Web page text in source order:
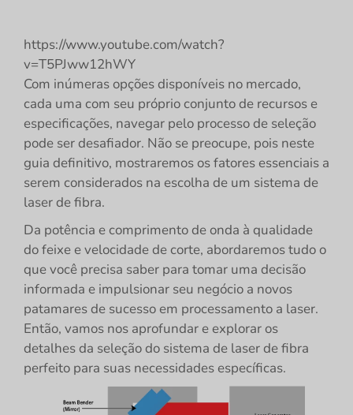
https://www.youtube.com/watch?
v=T5PJww12hWY
Com inúmeras opções disponíveis no mercado,
cada uma com seu próprio conjunto de recursos e
especificações, navegar pelo processo de seleção
pode ser desafiador. Não se preocupe, pois neste
guia definitivo, mostraremos os fatores essenciais a
serem considerados na escolha de um sistema de
laser de fibra.
Da potência e comprimento de onda à qualidade
do feixe e velocidade de corte, abordaremos tudo o
que você precisa saber para tomar uma decisão
informada e impulsionar seu negócio a novos
patamares de sucesso em processamento a laser.
Então, vamos nos aprofundar e explorar os
detalhes da seleção do sistema de laser de fibra
perfeito para suas necessidades específicas.